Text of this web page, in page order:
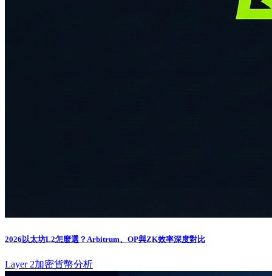
2026以太坊L2怎麼選？Arbitrum、OP與ZK效率深度對比
Layer 2加密貨幣分析